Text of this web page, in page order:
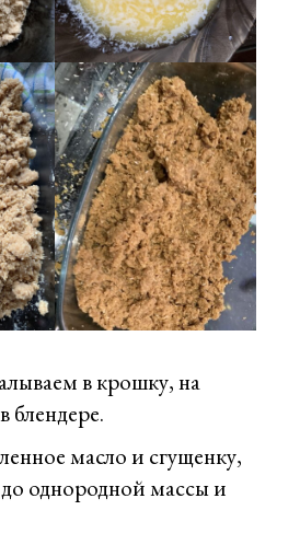
в крошку, на
блендере.
масло и сгущенку,
однородной массы и